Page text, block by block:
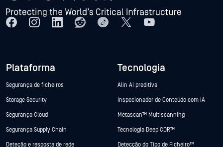
Plataforma
Segurança de ficheiros
Storage Security
Segurança Cloud
Segurança Supply Chain
Deteção e resposta de rede
Tecnologia
Alin AI preditiva
Inspecionador de Conteúdo com IA
Metascan™ Multiscanning
Tecnologia Deep CDR™
Detecção do Tipo de Ficheiro™